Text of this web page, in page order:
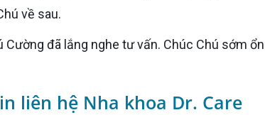
về sau.
liên hệ Nha khoa Dr. Care